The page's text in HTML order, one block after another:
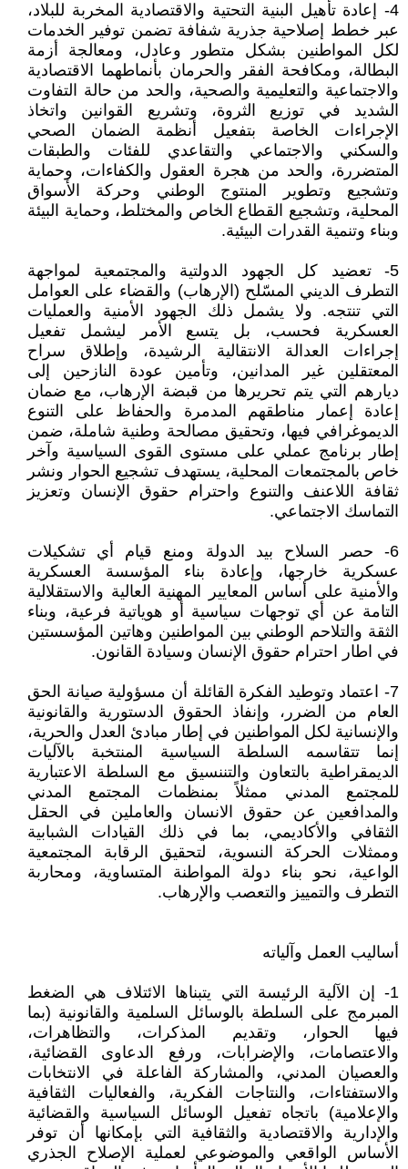
4- إعادة تأهيل البنية التحتية والاقتصادية المخربة للبلاد،
عبر خطط إصلاحية جذرية شفافة تضمن توفير الخدمات
لكل المواطنين بشكل متطور وعادل، ومعالجة أزمة
البطالة، ومكافحة الفقر والحرمان بأنماطهما الاقتصادية
والاجتماعية والتعليمية والصحية، والحد من حالة التفاوت
الشديد في توزيع الثروة، وتشريع القوانين واتخاذ
الإجراءات الخاصة بتفعيل أنظمة الضمان الصحي
والسكني والاجتماعي والتقاعدي للفئات والطبقات
المتضررة، والحد من هجرة العقول والكفاءات، وحماية
وتشجيع وتطوير المنتوج الوطني وحركة الأسواق
المحلية، وتشجيع القطاع الخاص والمختلط، وحماية البيئة
وبناء وتنمية القدرات البيئية.
5- تعضيد كل الجهود الدولتية والمجتمعية لمواجهة
التطرف الديني المسّلح (الإرهاب) والقضاء على العوامل
التي تنتجه. ولا يشمل ذلك الجهود الأمنية والعمليات
العسكرية فحسب، بل يتسع الأمر ليشمل تفعيل
إجراءات العدالة الانتقالية الرشيدة، وإطلاق سراح
المعتقلين غير المدانين، وتأمين عودة النازحين إلى
ديارهم التي يتم تحريرها من قبضة الإرهاب، مع ضمان
إعادة إعمار مناطقهم المدمرة والحفاظ على التنوع
الديموغرافي فيها، وتحقيق مصالحة وطنية شاملة، ضمن
إطار برنامج عملي على مستوى القوى السياسية وآخر
خاص بالمجتمعات المحلية، يستهدف تشجيع الحوار ونشر
ثقافة اللاعنف والتنوع واحترام حقوق الإنسان وتعزيز
التماسك الاجتماعي.
6- حصر السلاح بيد الدولة ومنع قيام أي تشكيلات
عسكرية خارجها، وإعادة بناء المؤسسة العسكرية
والأمنية على أساس المعايير المهنية العالية والاستقلالية
التامة عن أي توجهات سياسية أو هوياتية فرعية، وبناء
الثقة والتلاحم الوطني بين المواطنين وهاتين المؤسستين
في اطار احترام حقوق الإنسان وسيادة القانون.
7- اعتماد وتوطيد الفكرة القائلة أن مسؤولية صيانة الحق
العام من الضرر، وإنفاذ الحقوق الدستورية والقانونية
والإنسانية لكل المواطنين في إطار مبادئ العدل والحرية،
إنما تتقاسمه السلطة السياسية المنتخبة بالآليات
الديمقراطية بالتعاون والتننسيق مع السلطة الاعتبارية
للمجتمع المدني ممثلاً بمنظمات المجتمع المدني
والمدافعين عن حقوق الانسان والعاملين في الحقل
الثقافي والأكاديمي، بما في ذلك القيادات الشبابية
وممثلات الحركة النسوية، لتحقيق الرقابة المجتمعية
الواعية، نحو بناء دولة المواطنة المتساوية، ومحاربة
التطرف والتمييز والتعصب والإرهاب.
أساليب العمل وآلياته
1- إن الآلية الرئيسة التي يتبناها الائتلاف هي الضغط
المبرمج على السلطة بالوسائل السلمية والقانونية (بما
فيها الحوار، وتقديم المذكرات، والتظاهرات،
والاعتصامات، والإضرابات، ورفع الدعاوى القضائية،
والعصيان المدني، والمشاركة الفاعلة في الانتخابات
والاستفتاءات، والنتاجات الفكرية، والفعاليات الثقافية
والإعلامية) باتجاه تفعيل الوسائل السياسية والقضائية
والإدارية والاقتصادية والثقافية التي بإمكانها أن توفر
الأساس الواقعي والموضوعي لعملية الإصلاح الجذري